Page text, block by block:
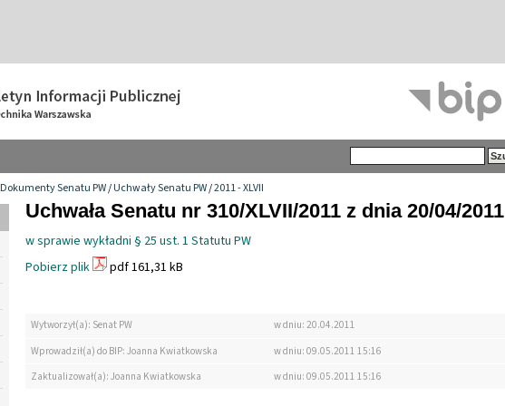
Dokumenty Senatu PW/Uchwały Senatu PW/2011 - XLVII
Uchwała Senatu nr 310/XLVII/2011 z dnia 20/04/2011
w sprawie wykładni § 25 ust. 1 Statutu PW
Pobierz plik
pdf 161,31 kB
Wytworzył(a): Senat PW
w dniu: 20.04.2011
Wprowadził(a) do BIP: Joanna Kwiatkowska
w dniu: 09.05.2011 15:16
Zaktualizował(a): Joanna Kwiatkowska
w dniu: 09.05.2011 15:16